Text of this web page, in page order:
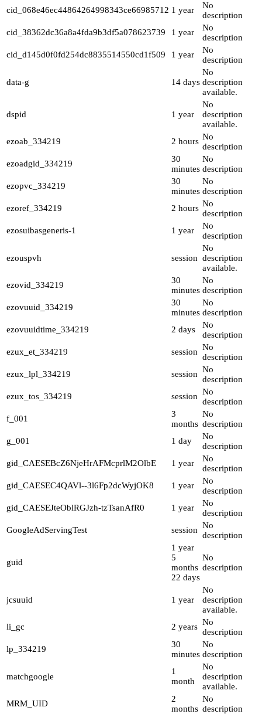
cid_068e46ec44864264998343ce66985712 1 year
No
description
cid_38362dc36a8a4fda9b3df5a078623739
1 year
No
description
cid_d145d0f0fd254dc8835514550cd1f509
1 year
No
description
data-g 14 days
No
description
available.
dspid 1 year
No
description
available.
ezoab_334219
2 hours No
description
ezoadgid_334219
30
minutes
No
description
ezopvc_334219
30
minutes
No
description
ezoref_334219
2 hours No
description
ezosuibasgeneris-1
1 year
No
description
ezouspvh session
No
description
available.
ezovid_334219
30
minutes
No
description
ezovuuid_334219
30
minutes
No
description
ezovuuidtime_334219
2 days
No
description
ezux_et_334219
session No
description
ezux_lpl_334219
session No
description
ezux_tos_334219
session No
description
f_001
3
months
No
description
g_001
1 day
No
description
gid_CAESEBcZ6NjeHrAFMcprlM2OlbE
1 year
No
description
gid_CAESEC4QAVl--3l6Fp2dcWyjOK8
1 year
No
description
gid_CAESEJteOblRGJzh-tzTsanAfR0
1 year
No
description
GoogleAdServingTest
session No
description
guid
1 year
5
months
22 days
No
description
jcsuuid 1 year
No
description
available.
li_gc
2 years No
description
lp_334219
30
minutes
No
description
matchgoogle
1
month
No
description
available.
MRM_UID
2
months
No
description